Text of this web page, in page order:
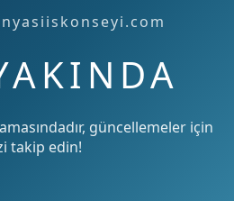
güncellemeler için
takip edin!